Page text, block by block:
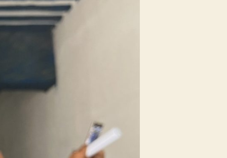
Perkuatan
Struktur